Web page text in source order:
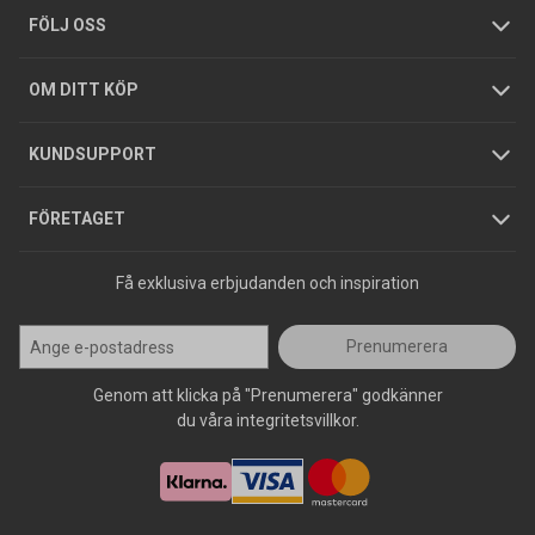
FÖLJ OSS
OM DITT KÖP
Integritetspolicy
GDPR
KUNDSUPPORT
Foldrar och kataloger
Köpguider
Varumärken
FÖRETAGET
Tjänster
Hållbarhet
Jobba hos oss
Press
Få exklusiva erbjudanden och inspiration
Prenumerera
Genom att klicka på "Prenumerera" godkänner
du våra integritetsvillkor.